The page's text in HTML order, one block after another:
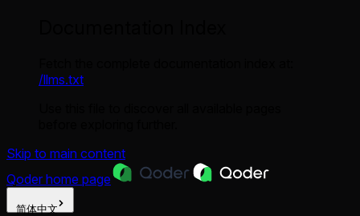
/llms.txt
Skip to main content
Qoder home page
简体中文